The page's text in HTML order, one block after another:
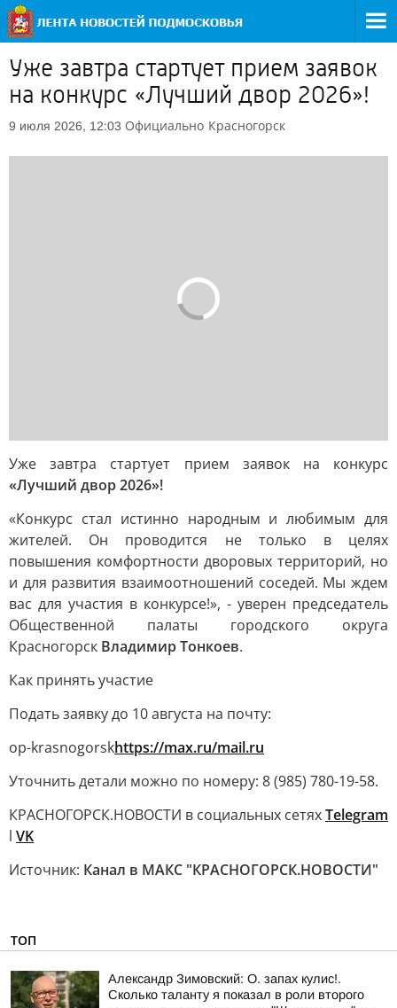
Уже завтра стартует прием заявок
на конкурс «Лучший двор 2026»!
9 июля 2026, 12:03 Официально Красногорск
Уже завтра стартует прием заявок на конкурс
«Лучший двор 2026»!
«Конкурс стал истинно народным и любимым для
жителей. Он проводится не только в целях
повышения комфортности дворовых территорий, но
и для развития взаимоотношений соседей. Мы ждем
вас для участия в конкурсе!», - уверен председатель
Общественной палаты городского округа
Красногорск Владимир Тонкоев.
Как принять участие
Подать заявку до 10 августа на почту:
op-krasnogorskhttps://max.ru/mail.ru
Уточнить детали можно по номеру: 8 (985) 780-19-58.
КРАСНОГОРСК.НОВОСТИ в социальных сетяхTelegram
l VK
Источник: Канал в МАКС "КРАСНОГОРСК.НОВОСТИ"
ТОП
Александр Зимовский: О. запах кулис!.
Сколько таланту я показал в роли второго